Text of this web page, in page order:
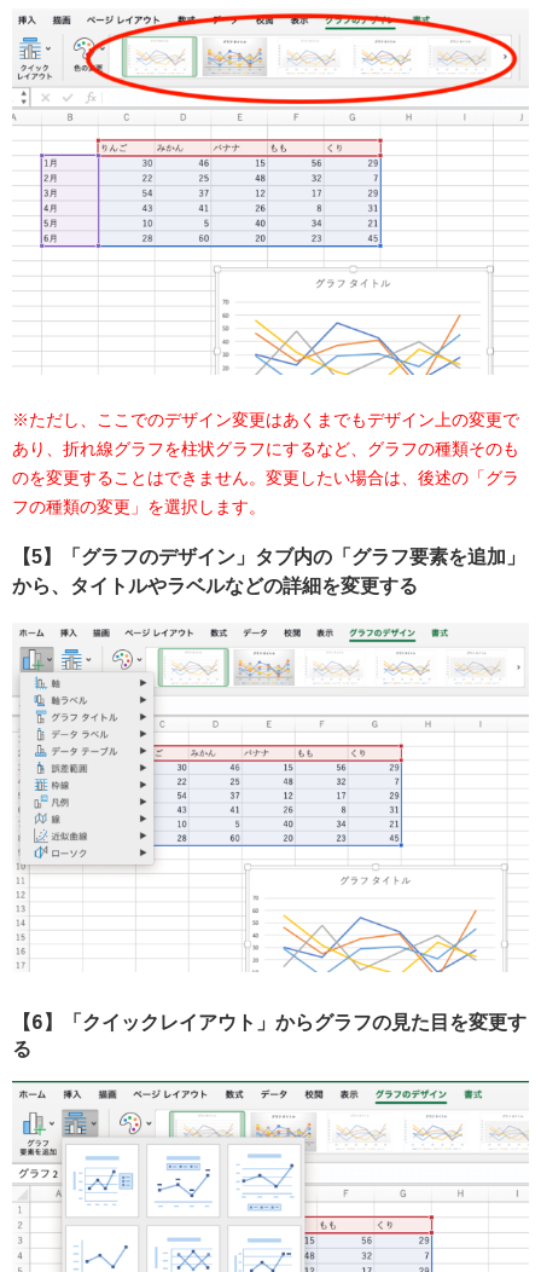
※ただし、ここでのデザイン変更はあくまでもデザイン上の変更で
あり、折れ線グラフを柱状グラフにするなど、グラフの種類そのも
のを変更することはできません。変更したい場合は、後述の「グラ
フの種類の変更」を選択します。
【5】「グラフのデザイン」タブ内の「グラフ要素を追加」
から、タイトルやラベルなどの詳細を変更する
【6】「クイックレイアウト」からグラフの見た目を変更す
る